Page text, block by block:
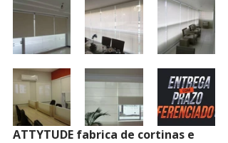
ATTYTUDE fabrica de cortinas e